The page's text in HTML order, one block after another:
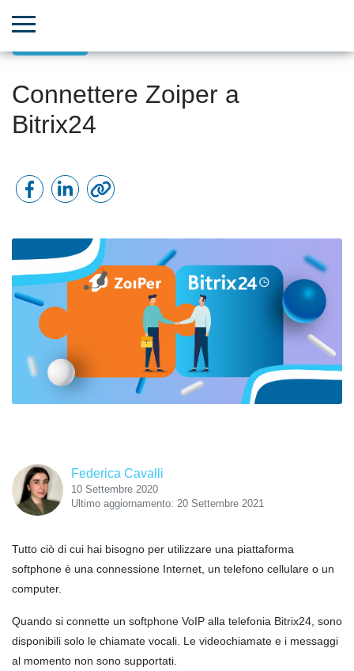
Connettere Zoiper a
Bitrix24
Federica Cavalli
10 Settembre 2020
Ultimo aggiornamento: 20 Settembre 2021
Tutto ciò di cui hai bisogno per utilizzare una piattaforma
softphone è una connessione Internet, un telefono cellulare o un
computer.
Quando si connette un softphone VoIP alla telefonia Bitrix24, sono
disponibili solo le chiamate vocali. Le videochiamate e i messaggi
al momento non sono supportati.